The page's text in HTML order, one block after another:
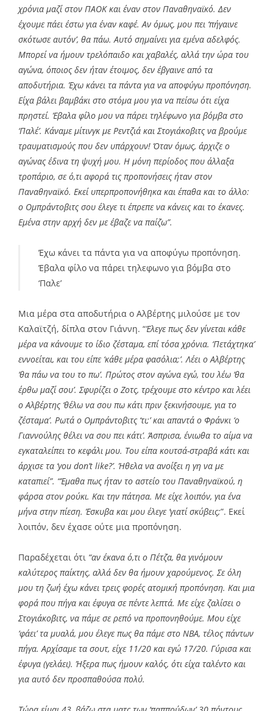
χρόνια μαζί στον ΠΑΟΚ και έναν στον Παναθηναϊκό. Δεν
έχουμε πάει έστω για έναν καφέ. Αν όμως, μου πει ‘πήγαινε
σκότωσε αυτόν’, θα πάω. Αυτό σημαίνει για εμένα αδελφός.
Μπορεί να ήμουν τρελόπαιδο και χαβαλές, αλλά την ώρα του
αγώνα, όποιος δεν ήταν έτοιμος, δεν έβγαινε από τα
αποδυτήρια. Έχω κάνει τα πάντα για να αποφύγω προπόνηση.
Είχα βάλει βαμβάκι στο στόμα μου για να πείσω ότι είχα
πρηστεί. Έβαλα φίλο μου να πάρει τηλέφωνο για βόμβα στο
‘Παλέ’. Κάναμε μίτινγκ με Ρεντζιά και Στογιάκοβιτς να βρούμε
τραυματισμούς που δεν υπάρχουν! Όταν όμως, άρχιζε ο
αγώνας έδινα τη ψυχή μου. Η μόνη περίοδος που άλλαξα
τροπάριο, σε ό,τι αφορά τις προπονήσεις ήταν στον
Παναθηναϊκό. Εκεί υπερπροπονήθηκα και έπαθα και το άλλο:
ο Ομπράντοβιτς σου έλεγε τι έπρεπε να κάνεις και το έκανες.
Εμένα στην αρχή δεν με έβαζε να παίζω”.
Έχω κάνει τα πάντα για να αποφύγω προπόνηση.
Έβαλα φίλο να πάρει τηλεφωνo για βόμβα στο
‘Παλε’
Μια μέρα στα αποδυτήρια ο Αλβέρτης μιλούσε με τον
Καλαϊτζή, δίπλα στον Γιάννη. “Έλεγε πως δεν γίνεται κάθε
μέρα να κάνουμε το ίδιο ζέσταμα, επί τόσα χρόνια. ‘Πετάχτηκα’
εννοείται, και του είπε ‘κάθε μέρα φασόλια;’. Λέει ο Αλβέρτης
‘θα πάω να του το πω’. Πρώτος στον αγώνα εγώ, του λέω ‘θα
έρθω μαζί σου’. Σφυρίζει ο Ζοτς, τρέχουμε στο κέντρο και λέει
ο Αλβέρτης ‘θέλω να σου πω κάτι πριν ξεκινήσουμε, για το
ζέσταμα’. Ρωτά ο Ομπράντοβιτς ‘τι;’ και απαντά ο Φράνκι ‘ο
Γιαννούλης θέλει να σου πει κάτι’. Άσπρισα, ένιωθα το αίμα να
εγκαταλείπει το κεφάλι μου. Του είπα κουτσά-στραβά κάτι και
άρχισε τα ‘you don’t like?’. Ήθελα να ανοίξει η γη να με
καταπιεί”. “Έμαθα πως ήταν το αστείο του Παναθηναϊκού, η
φάρσα στον ρούκι. Και την πάτησα. Με είχε λοιπόν, για ένα
μήνα στην πίεση. Έσκυβα και μου έλεγε ‘γιατί σκύβεις;”. Εκεί
λοιπόν, δεν έχασε ούτε μια προπόνηση.
Παραδέχεται ότι “αν έκανα ό,τι ο Πέτζα, θα γινόμουν
καλύτερος παίκτης, αλλά δεν θα ήμουν χαρούμενος. Σε όλη
μου τη ζωή έχω κάνει τρεις φορές ατομική προπόνηση. Και μια
φορά που πήγα και έφυγα σε πέντε λεπτά. Με είχε ζαλίσει ο
Στογιάκοβιτς, να πάμε σε ρεπό να προπονηθούμε. Μου είχε
‘φάει’ τα μυαλά, μου έλεγε πως θα πάμε στο ΝΒΑ, τέλος πάντων
πήγα. Αρχίσαμε τα σουτ, είχε 11/20 και εγώ 17/20. Γύρισα και
έφυγα (γελάει). Ήξερα πως ήμουν καλός, ότι είχα ταλέντο και
για αυτό δεν προσπαθούσα πολύ.